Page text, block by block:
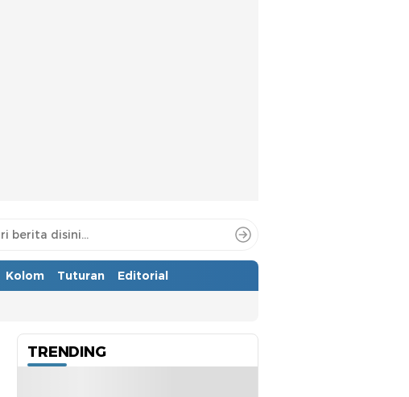
Kolom Tuturan Editorial
TRENDING